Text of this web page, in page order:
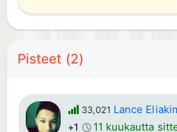
Pisteet (2)
33,021 Lance
+1 11 kuukautta